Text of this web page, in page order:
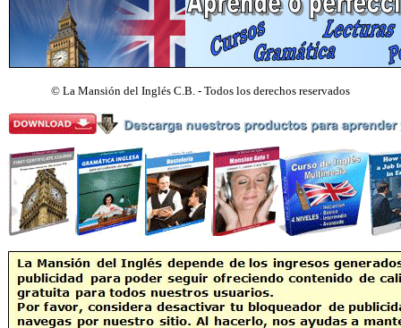
© La Mansión del Inglés C.B. - Todos los derechos reservados